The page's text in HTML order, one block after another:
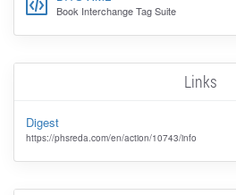
Book Interchange Tag Suite
Links
Digest
https://phsreda.com/en/action/10743/info